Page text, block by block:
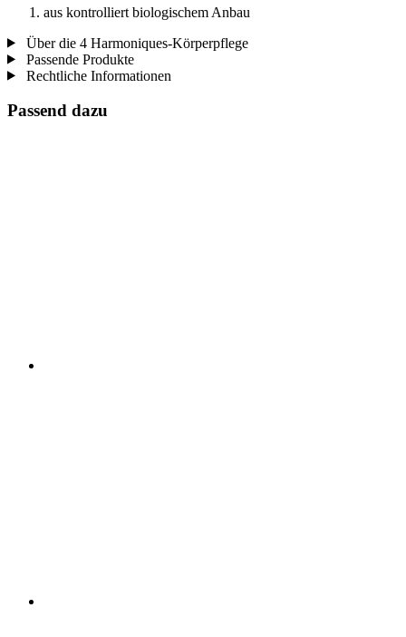
aus kontrolliert biologischem Anbau
Über die 4 Harmoniques-Körperpflege
Passende Produkte
Rechtliche Informationen
Passend dazu